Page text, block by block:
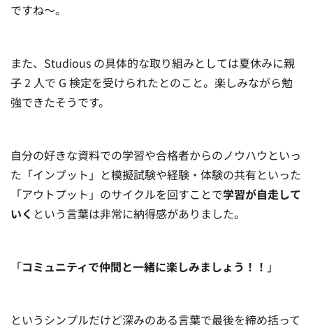
ですね〜。
また、Studious の具体的な取り組みとしては夏休みに親
子 2 人で G 検定を受けられたとのこと。楽しみながら勉
強できたそうです。
自分の好きな資料での学習や合格者からのノウハウといっ
た「インプット」と模擬試験や経験・体験の共有といった
「アウトプット」のサイクルを回すことで学習が自走して
いく という言葉は非常に納得感がありました。
「コミュニティで仲間と一緒に楽しみましょう！！ 」
というシンプルだけど深みのある言葉で最後を締め括って